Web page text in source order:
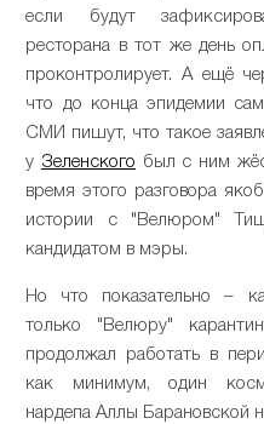
если будут
ресторана в тот же день
проконтролирует. А ещё
что до конца эпидемии
СМИ пишут, что такое
у Зеленского был с ним
время этого разговора
истории с "Велюром"
кандидатом в мэры.
Но что показательно –
только "Велюру"
продолжал работать в
как минимум, один
нардепа Аллы Барановской